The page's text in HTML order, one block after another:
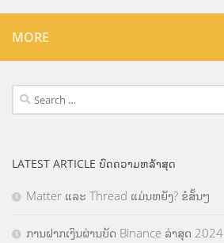
MORE
Search
for:
LATEST ARTICLE ບົດຄວາມຫລ້າສຸດ
Matter ແລະ Thread ແມ່ນຫຍັງ? ຂໍສັ້ນໆ
ການຝາກເງິນຜ່ານບັດ Binance ລ່າສຸດ 2024